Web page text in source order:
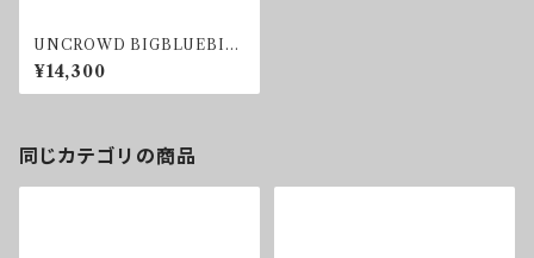
UNCROWD BIGBLUEBIR
D SUNGLASS SMOKE
¥14,300
同じカテゴリの商品